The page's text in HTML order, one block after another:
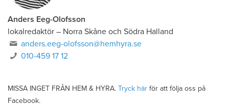
Anders Eeg-Olofsson
lokalredaktör – Norra Skåne och Södra Halland
anders.eeg-olofsson@hemhyra.se
010-459 17 12
MISSA INGET FRÅN HEM & HYRA. Tryck här för att följa oss på
Facebook.